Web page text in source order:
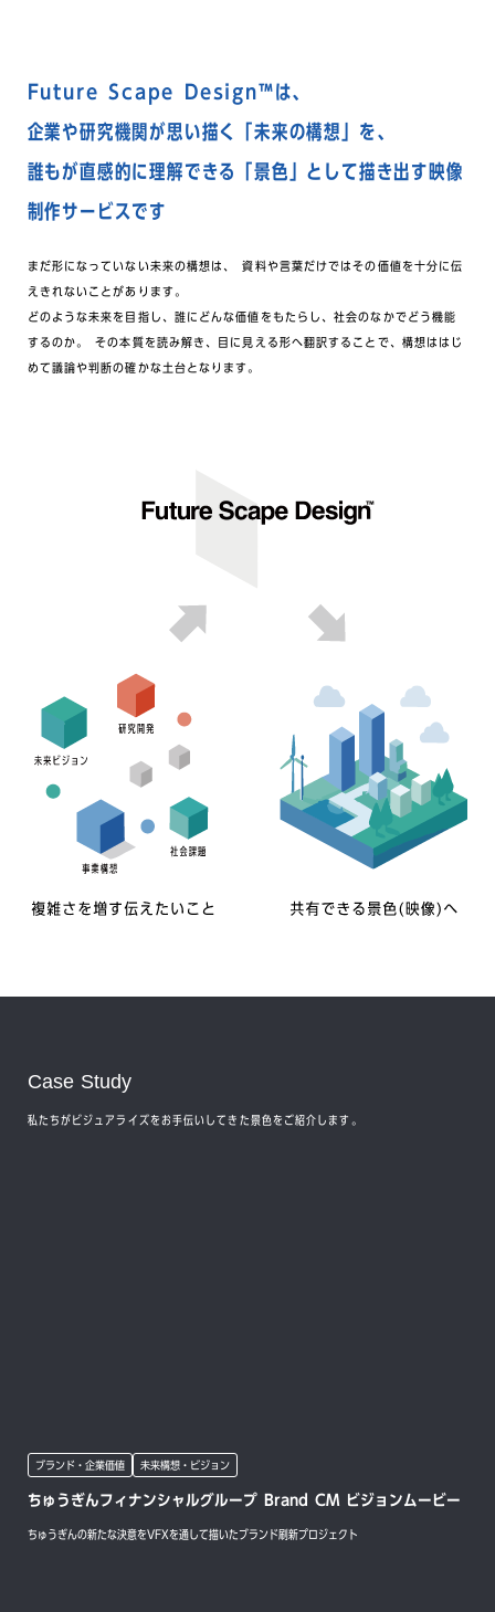
Future Scape Design™は、
企業や研究機関が思い描く「未来の構想」を、
誰もが直感的に理解できる「景色」として描き出す映像
制作サービスです
まだ形になっていない未来の構想は、 資料や言葉だけではその価値を十分に伝
えきれないことがあります。
どのような未来を目指し、誰にどんな価値をもたらし、社会のなかでどう機能
するのか。 その本質を読み解き、目に見える形へ翻訳することで、構想ははじ
めて議論や判断の確かな土台となります。
Case Study
私たちがビジュアライズをお手伝いしてきた景色をご紹介します。
ブランド・企業価値 未来構想・ビジョン
ちゅうぎんフィナンシャルグループ Brand CM ビジョンムービー
ちゅうぎんの新たな決意をVFXを通して描いたブランド刷新プロジェクト